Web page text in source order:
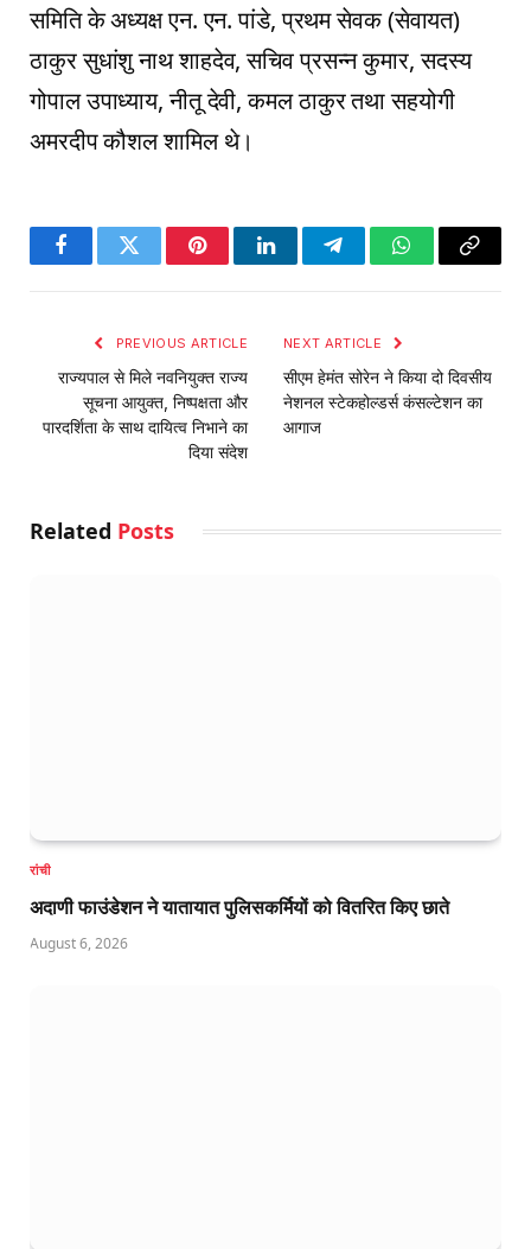
समिति के अध्यक्ष एन. एन. पांडे, प्रथम सेवक (सेवायत)
ठाकुर सुधांशु नाथ शाहदेव, सचिव प्रसन्न कुमार, सदस्य
गोपाल उपाध्याय, नीतू देवी, कमल ठाकुर तथा सहयोगी
अमरदीप कौशल शामिल थे।
FacebookTwitter PinterestLinkedInTelegramWhatsApp
Copy
PREVIOUS ARTICLE
राज्यपाल से मिले नवनियुक्त राज्य
सूचना आयुक्त, निष्पक्षता और
पारदर्शिता के साथ दायित्व निभाने का
दिया संदेश
NEXT ARTICLE
सीएम हेमंत सोरेन ने किया दो दिवसीय
नेशनल स्टेकहोल्डर्स कंसल्टेशन का
आगाज
Related Posts
रांची
अदाणी फाउंडेशन ने यातायात पुलिसकर्मियों को वितरित किए छाते
August 6, 2026